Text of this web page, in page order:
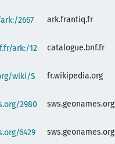
2667
ark.frantiq.fr
ark:/12
catalogue.bnf.fr
wiki/S
fr.wikipedia.org
2980
sws.geonames.org
6429
sws.geonames.org